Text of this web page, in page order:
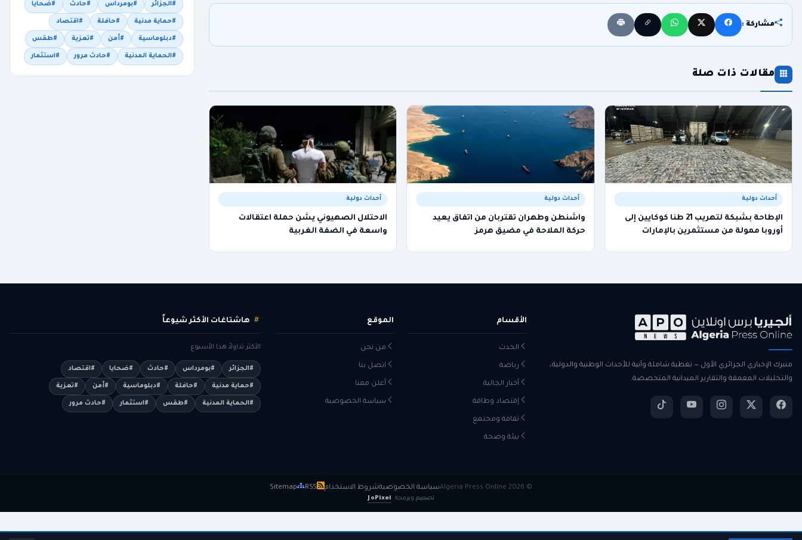
مشاركة :
مقالات ذات صلة
أحداث دولية
الإطاحة بشبكة لتهريب 21 طنا كوكايين إلى
أوروبا ممولة من مستثمرين بالإمارات
أحداث دولية
واشنطن وطهران تقتربان من اتفاق يعيد
حركة الملاحة في مضيق هرمز
أحداث دولية
الاحتلال الصهيوني يشن حملة اعتقالات
واسعة في الضفة الغربية
#الجزائر #بومرداس #حادث #ضحايا
#حماية مدنية #حافلة #اقتصاد
#دبلوماسية #أمن #تعزية #طقس
#الحماية المدنية #حادث مرور #استثمار
منبرك الإخباري الجزائري الأول — تغطية شاملة وآنية للأحداث الوطنية والدولية،
والتحليلات المعمقة والتقارير الميدانية المتخصصة.
الأقسام
الحدث
رياضة
أخبار الجالية
إقتصاد وطاقة
ثقافة ومجتمع
بيئة وصحة
الموقع
من نحن
اتصل بنا
أعلن معنا
سياسة الخصوصية
هاشتاغات الأكثر شيوعاً
الأكثر تداولاً هذا الأسبوع
#الجزائر #بومرداس #حادث #ضحايا #اقتصاد
#حماية مدنية #حافلة #دبلوماسية #أمن #تعزية
#الحماية المدنية #طقس #استثمار #حادث مرور
© 2026 Algeria Press Online سياسة الخصوصيةشروط الاستخدام RSS
Sitemap
تصميم وبرمجة JoPixel